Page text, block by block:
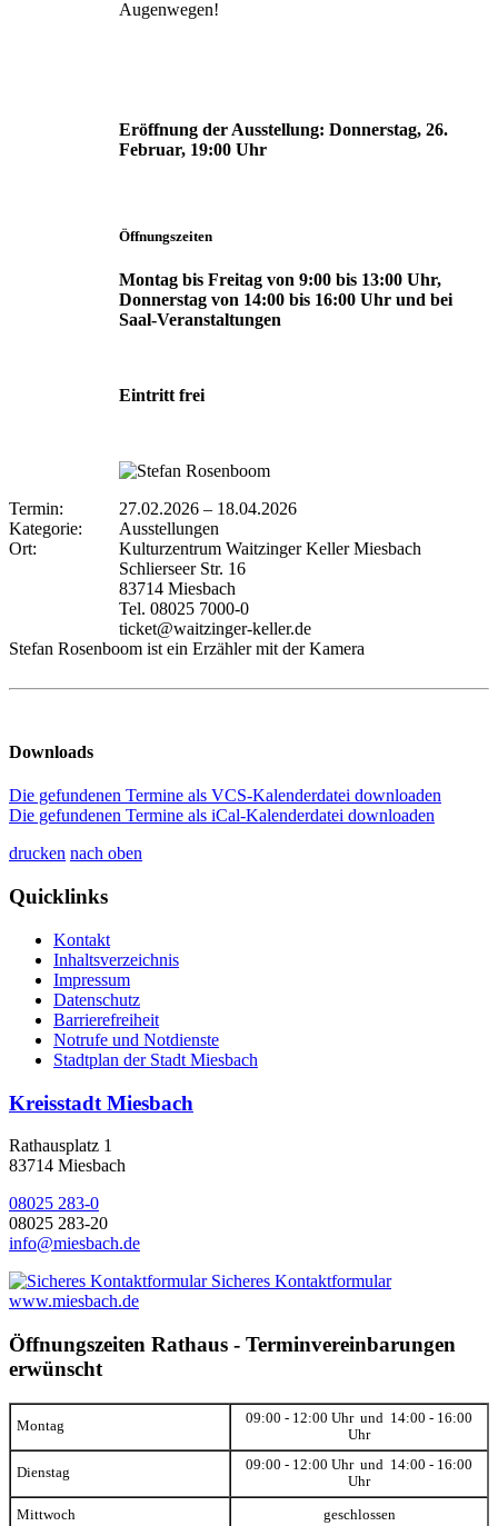
Augenwegen!
Eröffnung der Ausstellung: Donnerstag, 26.
Februar, 19:00 Uhr
Öffnungszeiten
Montag bis Freitag von 9:00 bis 13:00 Uhr,
Donnerstag von 14:00 bis 16:00 Uhr und bei
Saal-Veranstaltungen
Eintritt frei
Termin: 27.02.2026 – 18.04.2026
Kategorie:
Ausstellungen
Ort:
Kulturzentrum Waitzinger Keller Miesbach
Schlierseer Str. 16
83714 Miesbach
Tel. 08025 7000-0
ticket@waitzinger-keller.de
Stefan Rosenboom ist ein Erzähler mit der Kamera
Downloads
Die gefundenen Termine als VCS-Kalenderdatei downloaden
Die gefundenen Termine als iCal-Kalenderdatei downloaden
drucken nach oben
Quicklinks
Kontakt
Inhaltsverzeichnis
Impressum
Datenschutz
Barrierefreiheit
Notrufe und Notdienste
Stadtplan der Stadt Miesbach
Kreisstadt Miesbach
Rathausplatz 1
83714 Miesbach
08025 283-0
08025 283-20
info@miesbach.de
Sicheres Kontaktformular
www.miesbach.de
Öffnungszeiten Rathaus - Terminvereinbarungen
erwünscht
Montag
09:00 - 12:00 Uhr und 14:00 - 16:00
Uhr
Dienstag
09:00 - 12:00 Uhr und 14:00 - 16:00
Uhr
Mittwoch geschlossen